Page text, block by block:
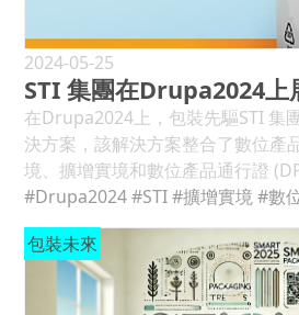
2024-05-25
STI 集團在Drupa2024上
在Drupa2024上，包裝先驅STI 集
決方案，該解決方案整合了數位產
境、擴增實境和數位產品通行證
(drupa tpp) 的一部分。 德魯巴接
值鏈（從設計師到品牌製造商）的
位由 epda（歐洲品牌與包裝設計協
聯包裝、循環經濟和立法等領域的
附加價值的程式碼 作為歐洲綠色
#Drupa2024#STI#擴增實境#數
包裝未來